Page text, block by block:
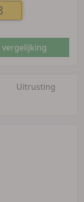
Start vergelijking
Uitrusting